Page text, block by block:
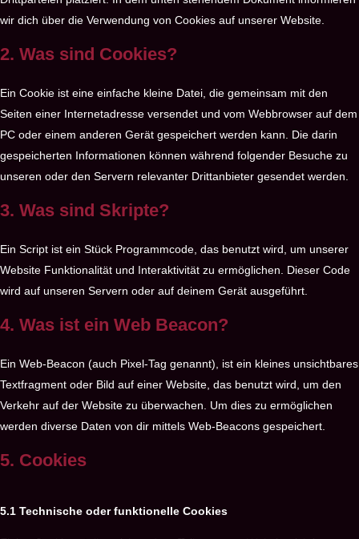
wir dich über die Verwendung von Cookies auf unserer Website.
2. Was sind Cookies?
Ein Cookie ist eine einfache kleine Datei, die gemeinsam mit den
Seiten einer Internetadresse versendet und vom Webbrowser auf dem
PC oder einem anderen Gerät gespeichert werden kann. Die darin
gespeicherten Informationen können während folgender Besuche zu
unseren oder den Servern relevanter Drittanbieter gesendet werden.
3. Was sind Skripte?
Ein Script ist ein Stück Programmcode, das benutzt wird, um unserer
Website Funktionalität und Interaktivität zu ermöglichen. Dieser Code
wird auf unseren Servern oder auf deinem Gerät ausgeführt.
4. Was ist ein Web Beacon?
Ein Web-Beacon (auch Pixel-Tag genannt), ist ein kleines unsichtbares
Textfragment oder Bild auf einer Website, das benutzt wird, um den
Verkehr auf der Website zu überwachen. Um dies zu ermöglichen
werden diverse Daten von dir mittels Web-Beacons gespeichert.
5. Cookies
5.1 Technische oder funktionelle Cookies